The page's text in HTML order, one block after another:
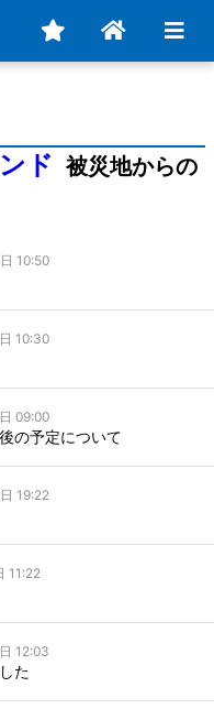
ド
被災地からの
10:50
10:30
09:00
の予定について
19:22
11:22
12:03
た